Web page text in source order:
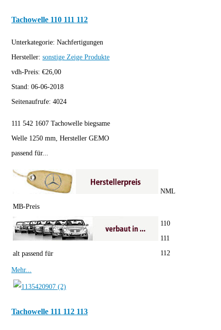
Tachowelle 110 111 112
Unterkategorie: Nachfertigungen
Hersteller: sonstige Zeige Produkte
vdh-Preis: €26,00
Stand: 06-06-2018
Seitenaufrufe: 4024
111 542 1607 Tachowelle biegsame
Welle 1250 mm, Hersteller GEMO
passend für...
MB-Preis
NML
alt passend für
110
111
112
Mehr...
Tachowelle 111 112 113